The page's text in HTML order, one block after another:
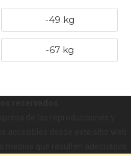
-49 kg
-67 kg